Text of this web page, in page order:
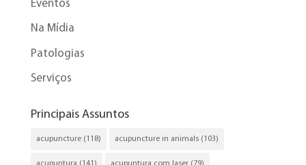
Eventos
Na Mídia
Patologias
Serviços
Principais Assuntos
acupuncture(118) acupuncture in animals(103)